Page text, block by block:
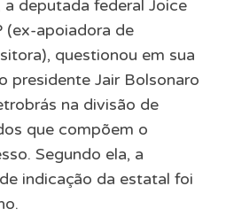
deputada federal Joice
(ex-apoiadora de
questionou em sua
presidente Jair Bolsonaro
na divisão de
que compõem o
Segundo ela, a
indicação da estatal foi